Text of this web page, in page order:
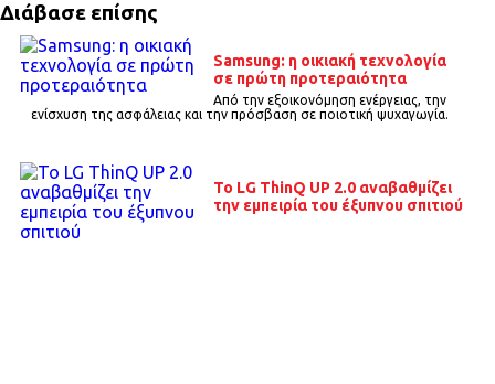
Διάβασε επίσης
Samsung: η οικιακή τεχνολογία
σε πρώτη προτεραιότητα
Από την εξοικονόμηση ενέργειας, την
ενίσχυση της ασφάλειας και την πρόσβαση σε ποιοτική ψυχαγωγία.
To LG ThinQ UP 2.0 αναβαθμίζει
την εμπειρία του έξυπνου σπιτιού